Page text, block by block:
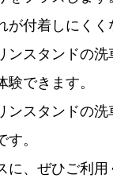
が付着しにくく
ンスタンドの洗
できます。
ンスタンドの洗
。
、ぜひご利用